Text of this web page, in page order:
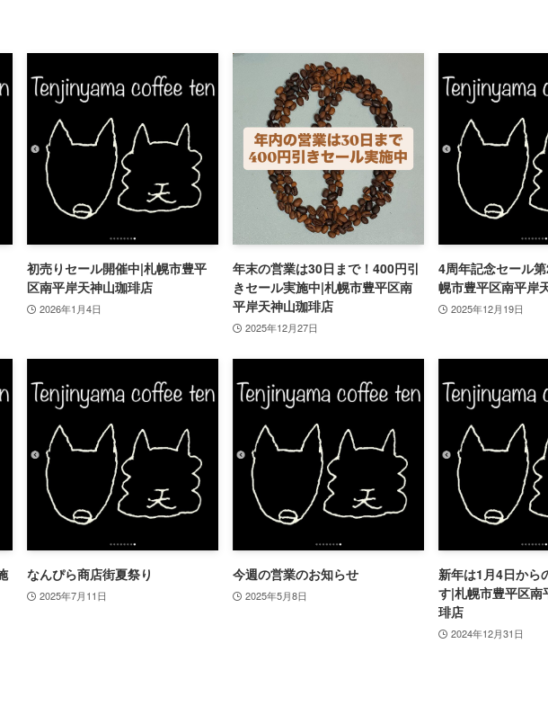
初売りセール開催中|札幌市豊平
区南平岸天神山珈琲店
2026年1月4日
年末の営業は30日まで！400円引
きセール実施中|札幌市豊平区南
平岸天神山珈琲店
2025年12月27日
4周年記念セール
幌市豊平区南平岸
2025年12月19日
なんぴら商店街夏祭り
2025年7月11日
今週の営業のお知らせ
2025年5月8日
新年は1月4日から
す|札幌市豊平区南
琲店
2024年12月31日